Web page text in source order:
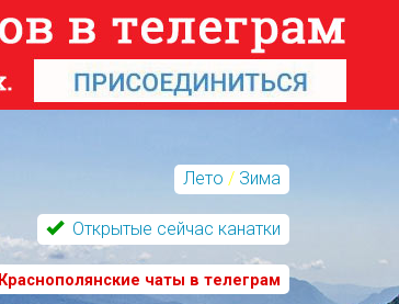
Лето / Зима
Открытые сейчас канатки
Краснополянские чаты в телеграм